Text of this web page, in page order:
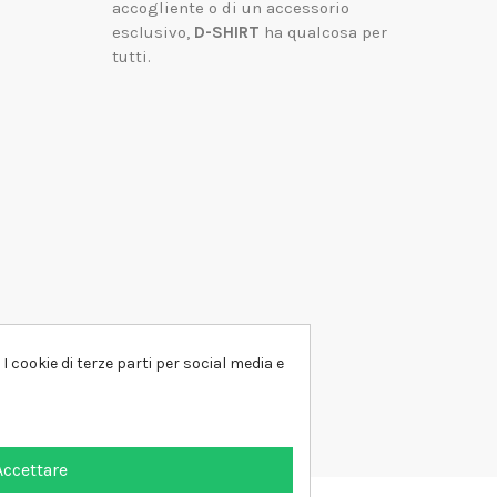
accogliente o di un accessorio
esclusivo, D-SHIRT ha qualcosa per
tutti.
cookie di terze parti per social media e